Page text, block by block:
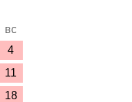
вс
4
11
18